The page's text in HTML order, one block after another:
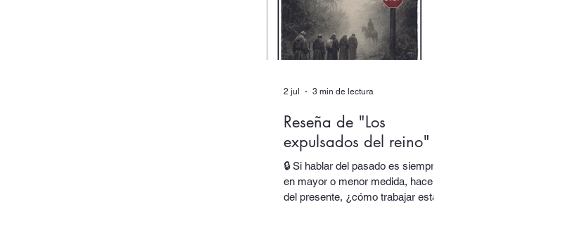
una nueva voz. En “Autor colectivo”,
el nuevo episodio del podcast de
Quimera, traslada
Reseña de "Los
expulsados del reino"
🔒 Si hablar del pasado es siempre,
en mayor o menor medida, hacerlo
del presente, ¿cómo trabajar esta
2 jul 3 min de lectura